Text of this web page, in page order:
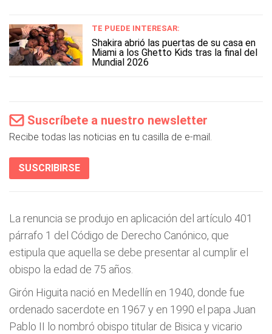
TE PUEDE INTERESAR:
Shakira abrió las puertas de su casa en
Miami a los Ghetto Kids tras la final del
Mundial 2026
Suscríbete a nuestro newsletter
Recibe todas las noticias en tu casilla de e-mail.
SUSCRIBIRSE
La renuncia se produjo en aplicación del artículo 401
párrafo 1 del Código de Derecho Canónico, que
estipula que aquella se debe presentar al cumplir el
obispo la edad de 75 años.
Girón Higuita nació en Medellín en 1940, donde fue
ordenado sacerdote en 1967 y en 1990 el papa Juan
Pablo II lo nombró obispo titular de Bisica y vicario